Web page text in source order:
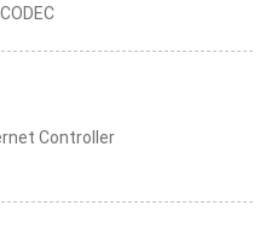
Controller